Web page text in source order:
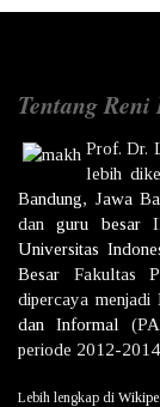
Tentang
Prof. Dr.
lebih
Bandung, Jawa
danguru besar
Universitas
Besar Fakultas
dipercaya menjadi
dan Informal
periode 2012-
Lebih lengkap di